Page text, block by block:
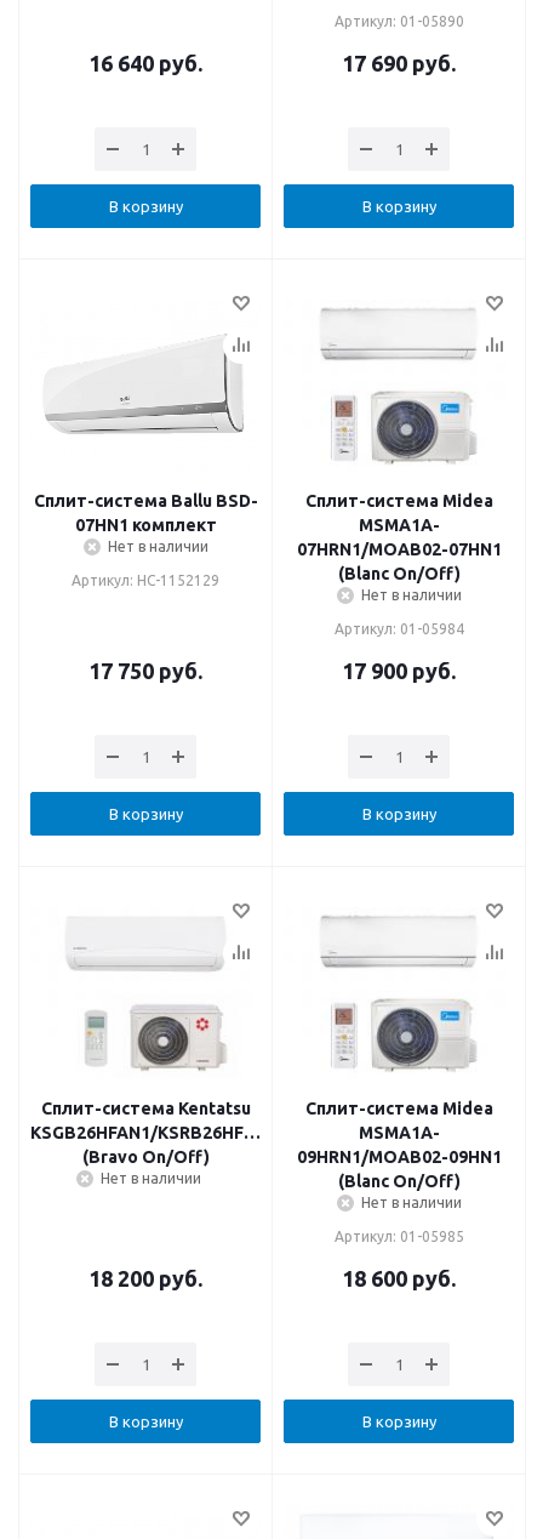
16 640 руб.
В корзину
Артикул: 01-05890
17 690 руб.
В корзину
Сплит-система Ballu BSD-
07HN1 комплект
Нет в наличии
Артикул: НС-1152129
17 750 руб.
В корзину
Сплит-система Midea
MSMA1A-
07HRN1/MOAB02-07HN1
(Blanc On/Off)
Нет в наличии
Артикул: 01-05984
17 900 руб.
В корзину
Сплит-система Kentatsu
KSGB26HFAN1/KSRB26HFAN1
(Bravo On/Off)
Нет в наличии
18 200 руб.
В корзину
Сплит-система Midea
MSMA1A-
09HRN1/MOAB02-09HN1
(Blanc On/Off)
Нет в наличии
Артикул: 01-05985
18 600 руб.
В корзину